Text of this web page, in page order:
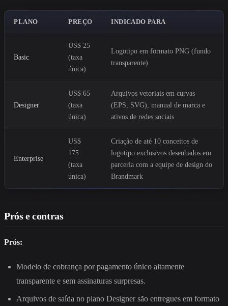
PLANO PREÇO INDICADO PARA
Basic
US$ 25
(taxa
única)
Logotipo em formato PNG (fundo
transparente)
Designer
US$ 65
(taxa
única)
Arquivos vetoriais em curvas
(EPS, SVG), manual de marca e
ativos de redes sociais
Enterprise
US$
175
(taxa
única)
Criação de até 10 conceitos de
logotipo exclusivos desenhados em
parceria com a equipe de design do
Brandmark
Prós e contras
Prós:
Modelo de cobrança por pagamento único altamente
transparente e sem assinaturas surpresas.
Arquivos de saída no plano Designer são entregues em formato